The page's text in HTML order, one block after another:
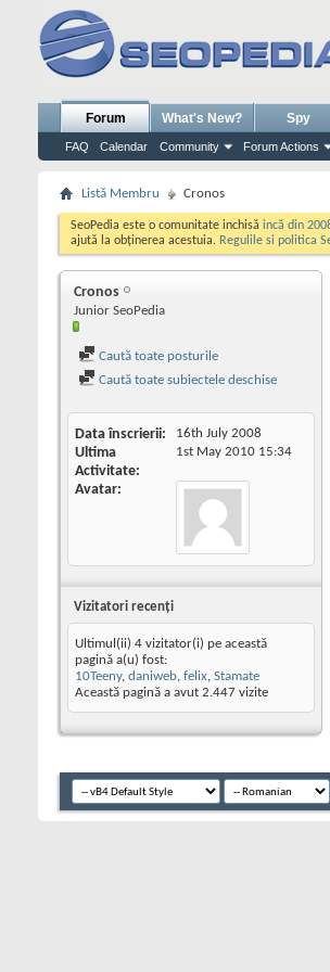
Forum
FAQ Calendar Community Forum Actions
What's New? Spy
Listă Membru Cronos
SeoPedia este o comunitate inchisă incă din
ajută la obținerea acestuia. Regulile si politica
Cronos
Junior SeoPedia
Caută toate posturile
Caută toate subiectele deschise
Data înscrierii 16th July 2008
Ultima
Activitate
1st May 2010 15:34
Avatar
Vizitatori recenţi
Ultimul(ii) 4 vizitator(i) pe această
pagină a(u) fost:
10Teeny, daniweb, felix, Stamate
Această pagină a avut 2.447 vizite